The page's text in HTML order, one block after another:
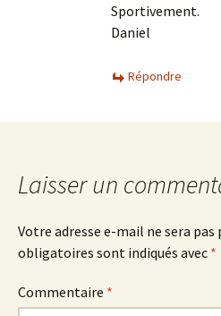
Sportivement.
Daniel
Répondre
Laisser un
Votre adresse e-mail ne sera pas
obligatoires sont indiqués avec *
Commentaire *